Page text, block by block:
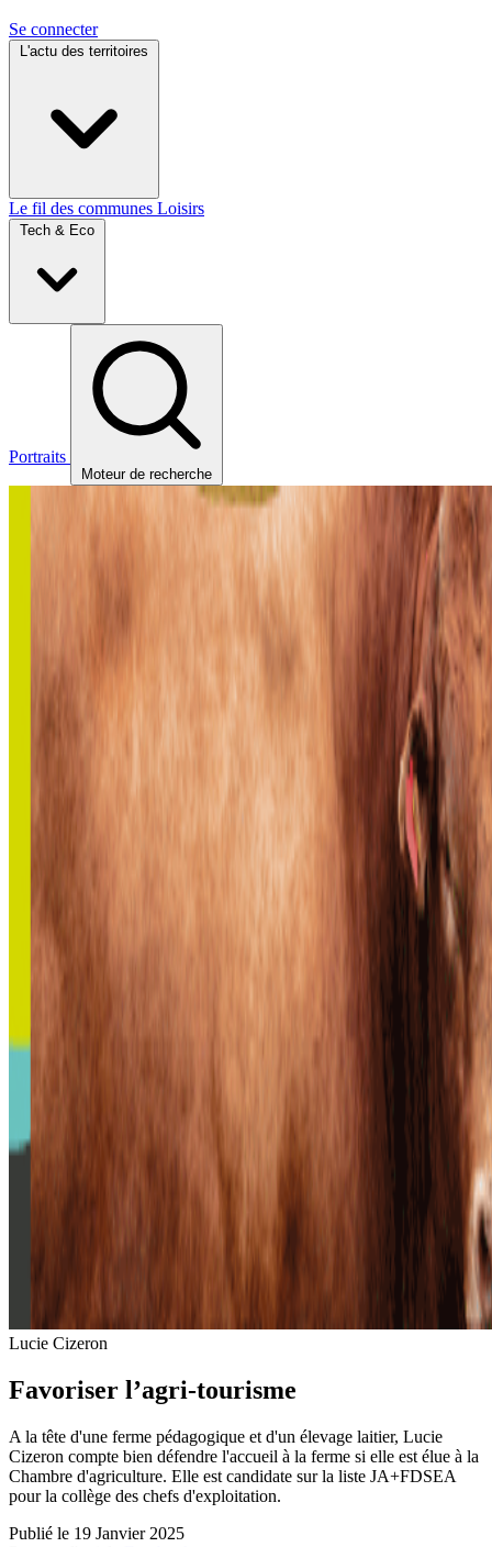
Se connecter
L'actu des territoires
Le fil des communes Loisirs
Tech & Eco
Portraits
Moteur de recherche
Lucie Cizeron
Favoriser l’agri-tourisme
A la tête d'une ferme pédagogique et d'un élevage laitier, Lucie
Cizeron compte bien défendre l'accueil à la ferme si elle est élue à la
Chambre d'agriculture. Elle est candidate sur la liste JA+FDSEA
pour la collège des chefs d'exploitation.
Publié le 19 Janvier 2025